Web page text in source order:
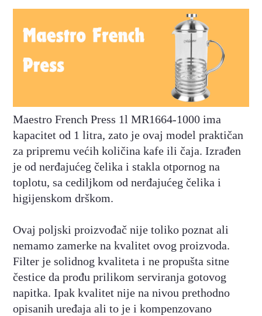
Maestro French Press 1l MR1664-1000 ima
kapacitet od 1 litra, zato je ovaj model praktičan
za pripremu većih količina kafe ili čaja. Izrađen
je od nerđajućeg čelika i stakla otpornog na
toplotu, sa cediljkom od nerđajućeg čelika i
higijenskom drškom.
Ovaj poljski proizvođač nije toliko poznat ali
nemamo zamerke na kvalitet ovog proizvoda.
Filter je solidnog kvaliteta i ne propušta sitne
čestice da prođu prilikom serviranja gotovog
napitka. Ipak kvalitet nije na nivou prethodno
opisanih uređaja ali to je i kompenzovano